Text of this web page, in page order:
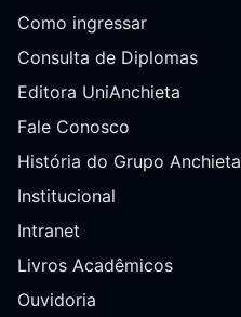
Como ingressar
Consulta de Diplomas
Editora UniAnchieta
Fale Conosco
História do Grupo Anchieta
Institucional
Intranet
Livros Acadêmicos
Ouvidoria